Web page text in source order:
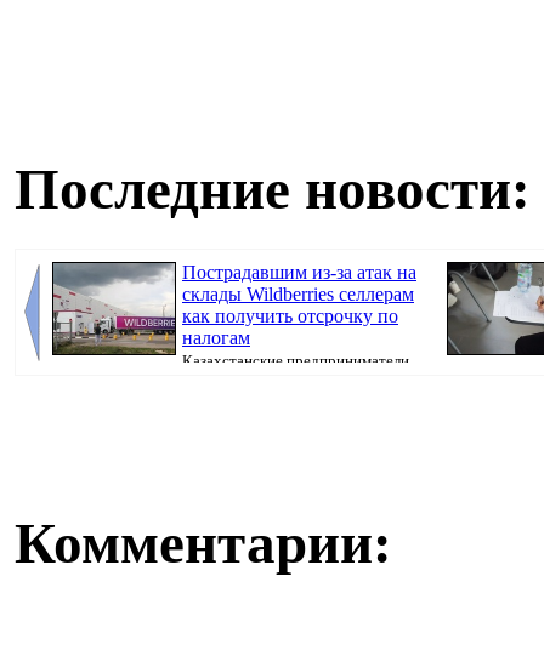
Последние новости:
Пострадавшим из-за атак на
склады Wildberries селлерам
как получить отсрочку по
налогам
Казахстанские предприниматели,
Комментарии: